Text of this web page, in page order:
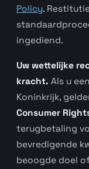
Policy.
ingediend.
Uw wettelijke
kracht. Als u
Koninkrijk,
Consumer
terugbetaling
bevredigende
beoogde doel